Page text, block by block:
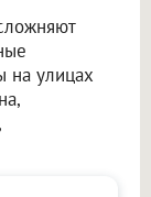
на улицах